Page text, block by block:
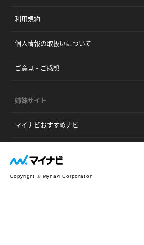
利用規約
個人情報の取扱いについて
ご意見・ご感想
姉妹サイト
マイナビおすすめナビ
Copyright © Mynavi Corporation